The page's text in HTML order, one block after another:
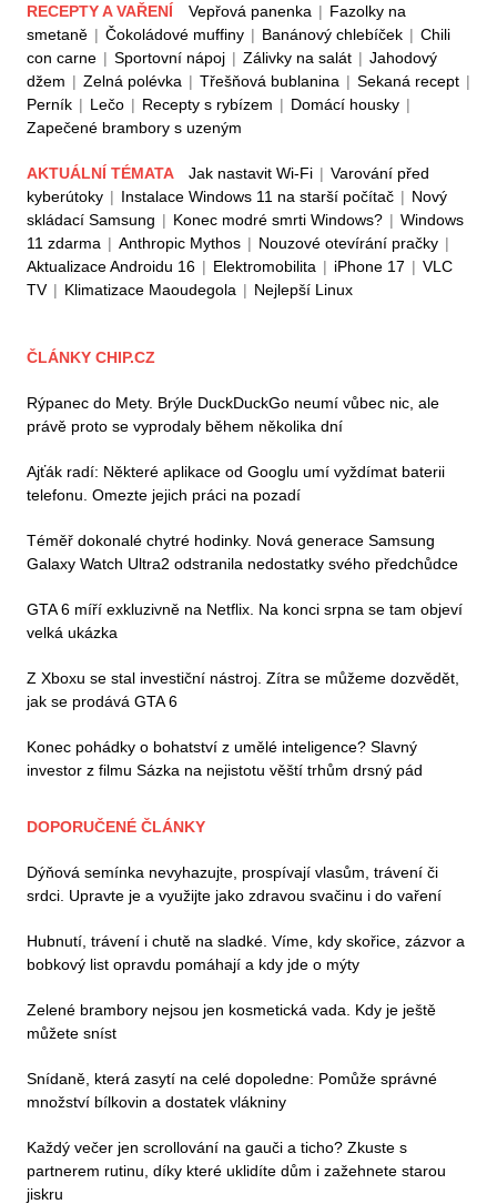
RECEPTY A VAŘENÍ Vepřová panenka | Fazolky na
smetaně | Čokoládové muffiny | Banánový chlebíček | Chili
con carne | Sportovní nápoj | Zálivky na salát | Jahodový
džem | Zelná polévka | Třešňová bublanina | Sekaná recept |
Perník | Lečo | Recepty s rybízem | Domácí housky |
Zapečené brambory s uzeným
AKTUÁLNÍ TÉMATA Jak nastavit Wi-Fi | Varování před
kyberútoky | Instalace Windows 11 na starší počítač | Nový
skládací Samsung | Konec modré smrti Windows? | Windows
11 zdarma | Anthropic Mythos | Nouzové otevírání pračky |
Aktualizace Androidu 16 | Elektromobilita | iPhone 17 | VLC
TV | Klimatizace Maoudegola | Nejlepší Linux
ČLÁNKY CHIP.CZ
Rýpanec do Mety. Brýle DuckDuckGo neumí vůbec nic, ale
právě proto se vyprodaly během několika dní
Ajťák radí: Některé aplikace od Googlu umí vyždímat baterii
telefonu. Omezte jejich práci na pozadí
Téměř dokonalé chytré hodinky. Nová generace Samsung
Galaxy Watch Ultra2 odstranila nedostatky svého předchůdce
GTA 6 míří exkluzivně na Netflix. Na konci srpna se tam objeví
velká ukázka
Z Xboxu se stal investiční nástroj. Zítra se můžeme dozvědět,
jak se prodává GTA 6
Konec pohádky o bohatství z umělé inteligence? Slavný
investor z filmu Sázka na nejistotu věští trhům drsný pád
DOPORUČENÉ ČLÁNKY
Dýňová semínka nevyhazujte, prospívají vlasům, trávení či
srdci. Upravte je a využijte jako zdravou svačinu i do vaření
Hubnutí, trávení i chutě na sladké. Víme, kdy skořice, zázvor a
bobkový list opravdu pomáhají a kdy jde o mýty
Zelené brambory nejsou jen kosmetická vada. Kdy je ještě
můžete sníst
Snídaně, která zasytí na celé dopoledne: Pomůže správné
množství bílkovin a dostatek vlákniny
Každý večer jen scrollování na gauči a ticho? Zkuste s
partnerem rutinu, díky které uklidíte dům i zažehnete starou
jiskru